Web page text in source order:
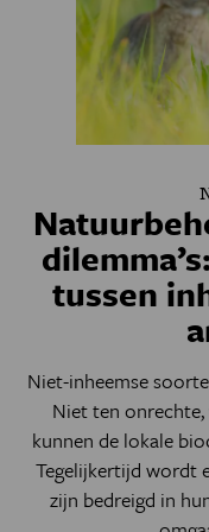
tussen
Niet-inheemse
Niet ten
kunnen de lokale
Tegelijkertijd wordt
zijn bedreigd in